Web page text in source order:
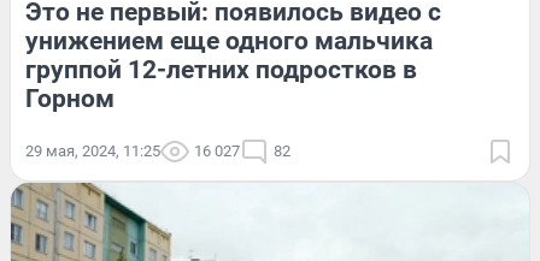
Это не первый: появилось видео с
унижением еще одного мальчика
группой 12-летних подростков в
Горном
29 мая, 2024, 11:25 16 027 82